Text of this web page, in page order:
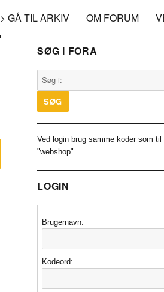
> GÅ TIL ARKIV OM FORUM
SØG I FORA
Ved login brug samme koder som
"webshop"
LOGIN
Brugernavn:
Kodeord: